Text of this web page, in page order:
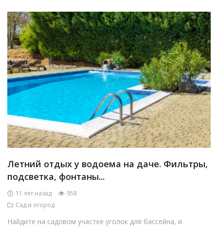
Летний отдых у водоема на даче. Фильтры,
подсветка, фонтаны...
11 лет назад
958
Сад и огород
Найдите на садовом участке уголок для бассейна, и